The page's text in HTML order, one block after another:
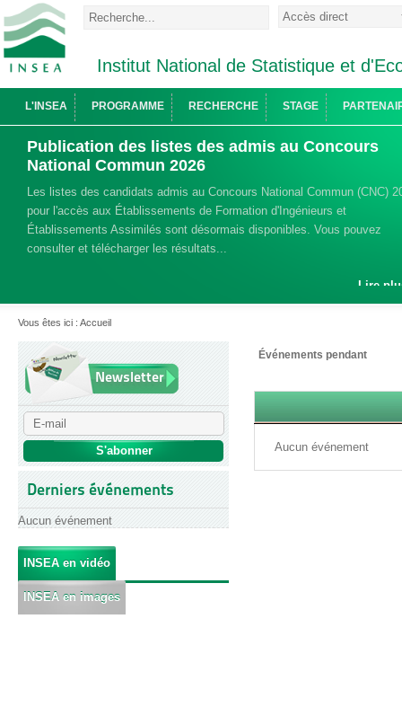
Institut National de Statistique et
L'INSEA PROGRAMME RECHERCHE STAGE
Publication des listes des admis au Concours
National Commun 2026
Les listes des candidats admis au Concours National Commun (CNC)
pour l'accès aux Établissements de Formation d'Ingénieurs et
Établissements Assimilés sont désormais disponibles. Vous pouvez
consulter et télécharger les résultats...
Lire
Vous êtes ici : Accueil
Newsletter
Derniers événements
Aucun événement
INSEA en vidéo
INSEA en images
Événements pendant
Aucun événement